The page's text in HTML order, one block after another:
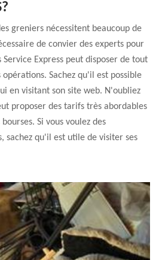
greniers nécessitent beaucoup de
de convier des experts pour
Service Express peut disposer de tout
Sachez qu'il est possible
en visitant son site web. N'oubliez
proposer des tarifs très abordables
Si vous voulez des
sachez qu'il est utile de visiter ses